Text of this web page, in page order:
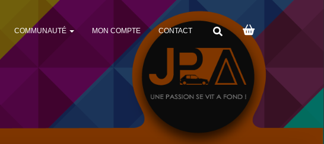
COMMUNAUTÉ MON COMPTE CONTACT